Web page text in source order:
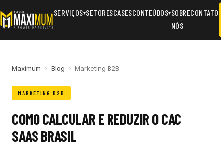
SERVIÇOS▾SETORESCASESCONTEÚDOS▾SOBRE
NÓS
CONTATO
Maximum › Blog › Marketing B2B
MARKETING B2B
COMO CALCULAR E REDUZIR O CAC
SAAS BRASIL